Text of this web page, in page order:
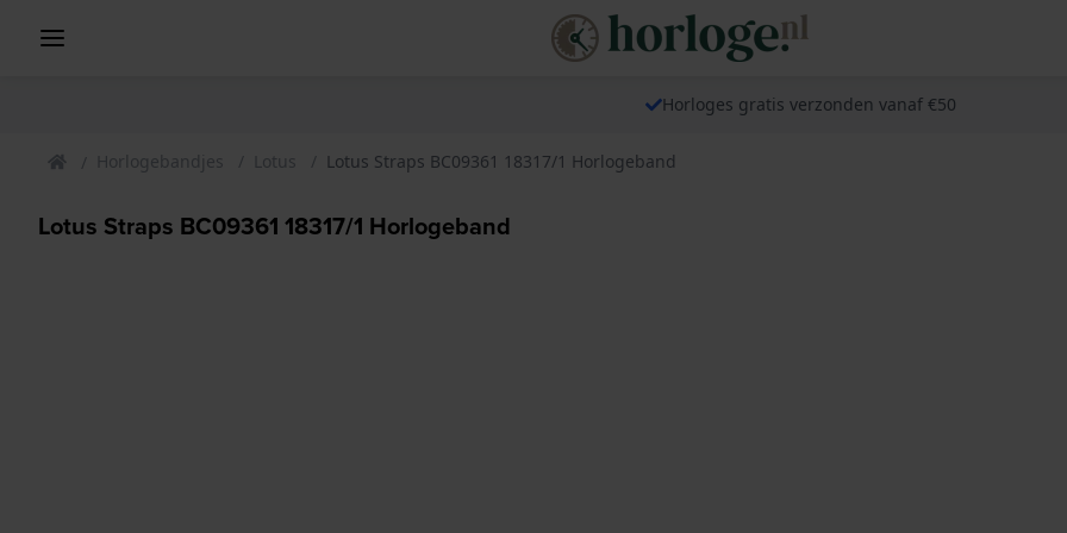
Horloges gratis verzonden vanaf €50
Horlogebandjes Lotus Lotus Straps BC09361 18317/1 Horlogeband
Lotus Straps BC09361 18317/1 Horlogeband